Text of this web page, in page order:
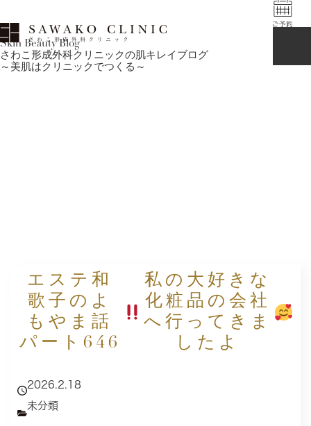
Skin Beauty Blog
さわこ形成外科クリニックの肌キレイブログ
～美肌はクリニックでつくる～
エステ和
歌子のよ
もやま話
パート646
私の大好きな
化粧品の会社
へ行ってきま
したよ
2026.2.18
未分類